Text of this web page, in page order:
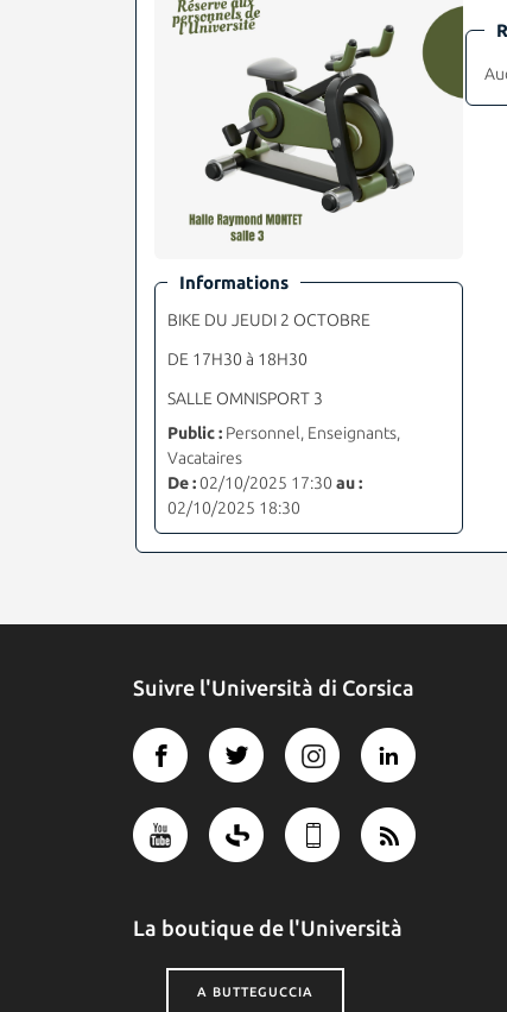
Informations
BIKE DU JEUDI 2 OCTOBRE
DE 17H30 à 18H30
SALLE OMNISPORT 3
Public : Personnel, Enseignants,
Vacataires
De :02/10/2025 17:30 au :
02/10/2025 18:30
Suivre l'Università di Corsica
La boutique de l'Università
A BUTTEGUCCIA